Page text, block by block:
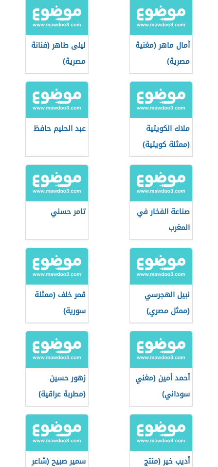
آمال ماهر (مغنية
مصرية)
ليلى طاهر (فنانة
مصرية)
ملاك الكويتية
(ممثلة كويتية)
عبد الحليم حافظ
صناعة الفخار في
المغرب
تامر حسني
نبيل الهجرسي
(ممثل مصري)
قمر خلف (ممثلة
سورية)
أحمد أمين (مغني
سوداني)
زهور حسين
(مطربة عراقية)
أديب خير (منتج
سمير صبيح (شاعر